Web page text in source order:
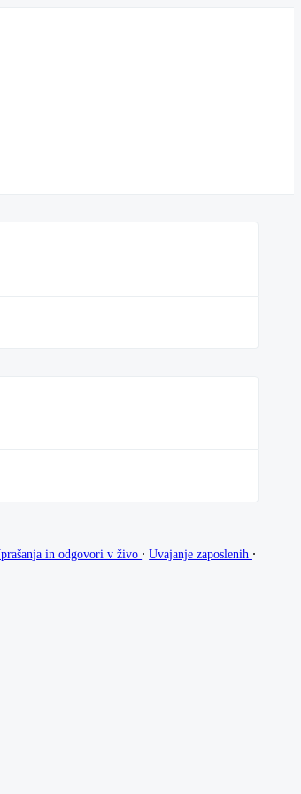
in odgovori v živo ∙ Uvajanje zaposlenih ∙